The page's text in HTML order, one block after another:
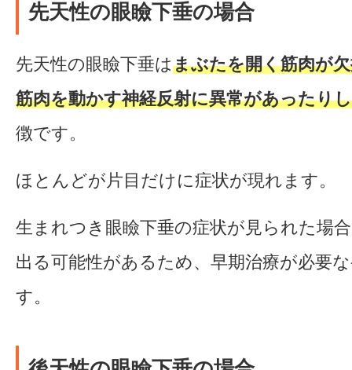
先天性の眼瞼下垂の場合
先天性の眼瞼下垂はまぶたを開く筋肉が
筋肉を動かす神経反射に異常があったり
徴です。
ほとんどが片目だけに症状が現れます。
生まれつき眼瞼下垂の症状が見られた場
出る可能性があるため、早期治療が必要
す。